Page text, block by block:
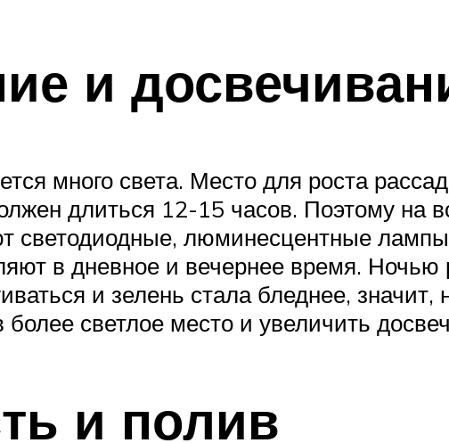
и
много света. Место для роста
длиться 12-15 часов. Поэтому на
светодиодные, люминесцентные
в дневное и вечернее время.
и зелень стала бледнее,
более светлое место и увеличить
и полив